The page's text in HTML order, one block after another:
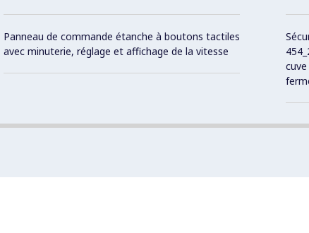
Panneau de commande étanche à boutons tactiles
avec minuterie, réglage et affichage de la vitesse